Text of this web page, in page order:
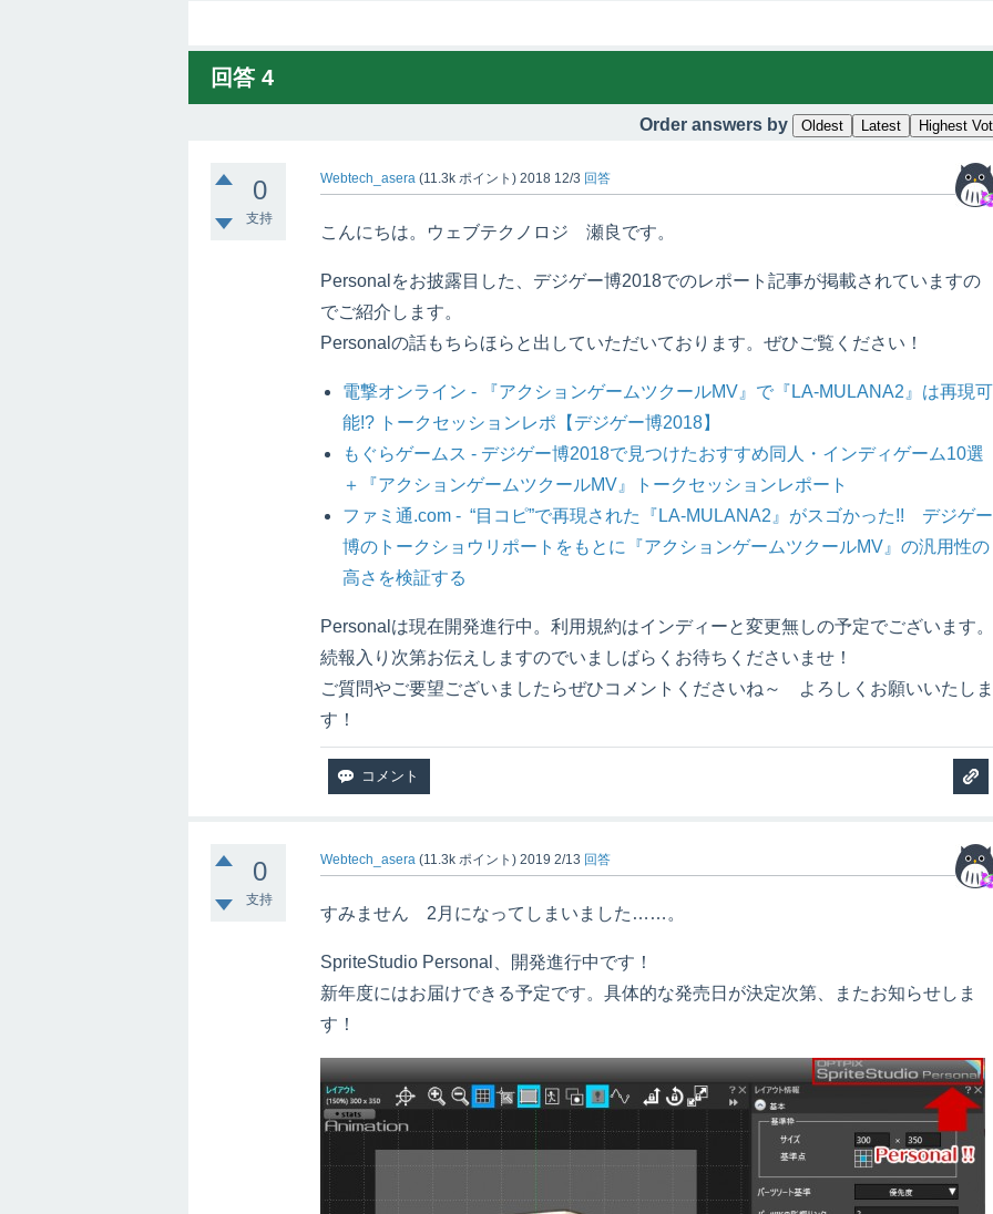
回答 4
Order answers by Oldest Latest Highest
0
支持
Webtech_asera (11.3k ポイント) 2018 12/3 回答
こんにちは。ウェブテクノロジ 瀬良です。
Personalをお披露目した、デジゲー博2018でのレポート記事が掲載されていますの
でご紹介します。
Personalの話もちらほらと出していただいております。ぜひご覧ください！
電撃オンライン - 『アクションゲームツクールMV』で『LA-MULANA2』は再現可
能!? トークセッションレポ【デジゲー博2018】
もぐらゲームス - デジゲー博2018で見つけたおすすめ同人・インディゲーム10選
＋『アクションゲームツクールMV』トークセッションレポート
ファミ通.com - “目コピ”で再現された『LA-MULANA2』がスゴかった!! デジゲー
博のトークショウリポートをもとに『アクションゲームツクールMV』の汎用性の
高さを検証する
Personalは現在開発進行中。利用規約はインディーと変更無しの予定でございます
続報入り次第お伝えしますのでいましばらくお待ちくださいませ！
ご質問やご要望ございましたらぜひコメントくださいね～ よろしくお願いいたし
す！
0
支持
Webtech_asera (11.3k ポイント) 2019 2/13 回答
すみません 2月になってしまいました……。
SpriteStudio Personal、開発進行中です！
新年度にはお届けできる予定です。具体的な発売日が決定次第、またお知らせしま
す！